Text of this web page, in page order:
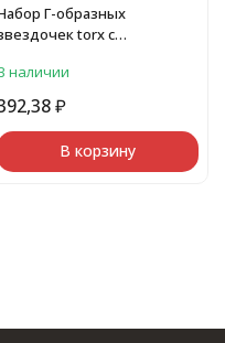
Г-образных
torx с
Proffi
наличии
₽
В корзину